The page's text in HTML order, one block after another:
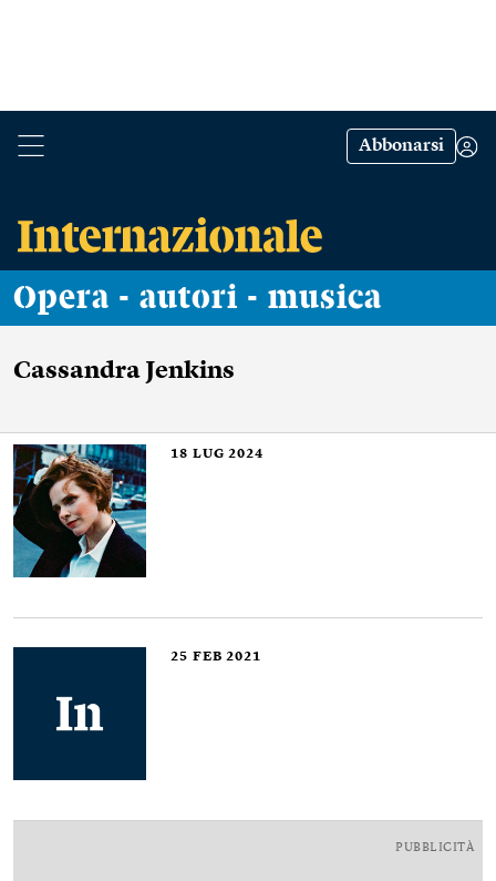
Abbonarsi
Opera - autori - musica
Cassandra Jenkins
18 LUG 2024
25 FEB 2021
PUBBLICITÀ